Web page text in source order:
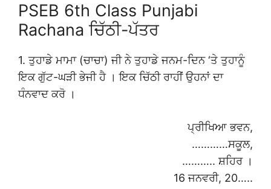
PSEB 6th Class Punjabi
Rachana ਚਿੱਠੀ-ਪੱਤਰ
1. ਤੁਹਾਡੇ ਮਾਮਾ (ਚਾਚਾ) ਜੀ ਨੇ ਤੁਹਾਡੇ ਜਨਮ-ਦਿਨ ‘ਤੇ ਤੁਹਾਨੂੰ
ਇਕ ਗੁੱਟ-ਘੜੀ ਭੇਜੀ ਹੈ । ਇਕ ਚਿੱਠੀ ਰਾਹੀਂ ਉਹਨਾਂ ਦਾ
ਧੰਨਵਾਦ ਕਰੋ ।
ਪ੍ਰੀਖਿਆ ਭਵਨ,
…………ਸਕੂਲ,
……….. ਸ਼ਹਿਰ ।
16 ਜਨਵਰੀ, 20…..